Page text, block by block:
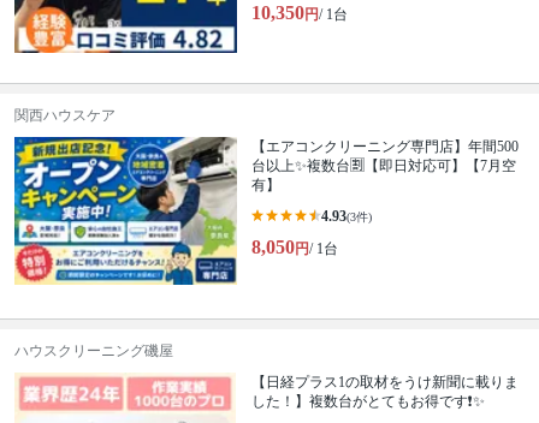
10,350円/ 1台
関西ハウスケア
【エアコンクリーニング専門店】年間500
台以上✨複数台🈹【即日対応可】【7月空
有】
4.93(3件)
8,050円/ 1台
ハウスクリーニング磯屋
【日経プラス1の取材をうけ新聞に載りま
した！】複数台がとてもお得です❗️✨